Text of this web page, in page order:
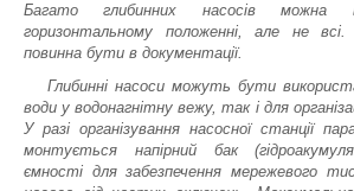
Багато глибинних насосів можна
горизонтальному положенні, але не
повинна бути в документації.
Глибинні насоси можуть бути
води у водонагнітну вежу, так і для
У разі організування насосної станції
монтується напірний бак
ємності для забезпечення мережевого